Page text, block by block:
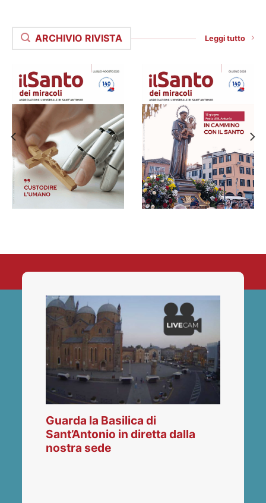
ARCHIVIO RIVISTA Leggi tutto
Guarda la Basilica di
Sant’Antonio in diretta dalla
nostra sede